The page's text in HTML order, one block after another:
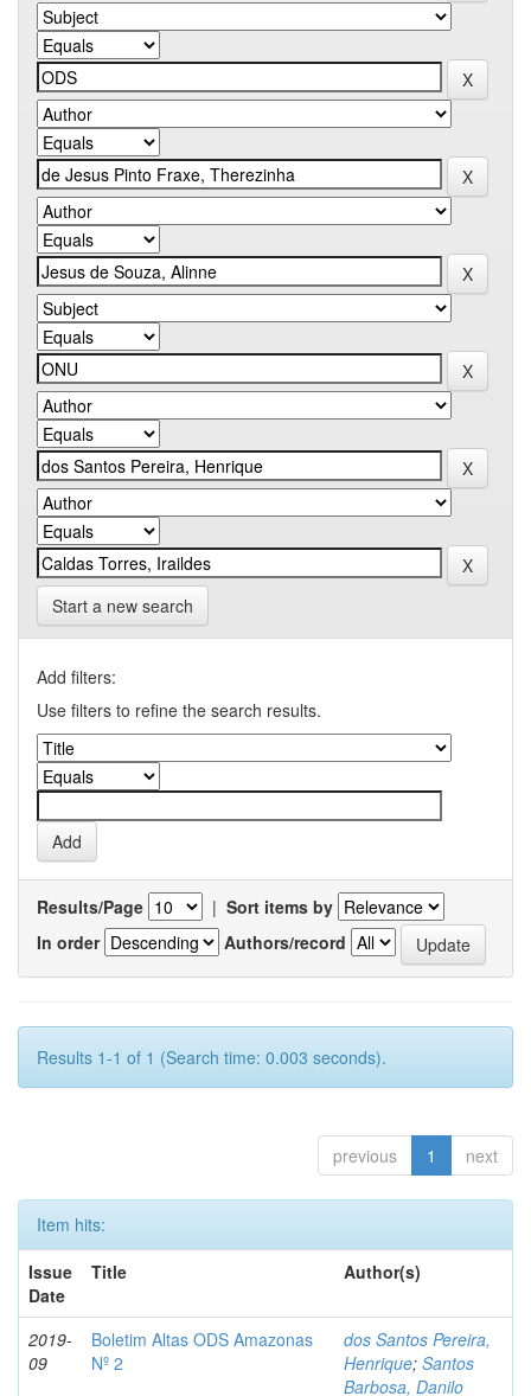
Start a new search
Add filters:
Use filters to refine the search results.
Results/Page | Sort items by
In order
Authors/record
Results 1-1 of 1 (Search time: 0.003 seconds).
previous 1 next
Item hits:
Issue
Date
Title Author(s)
2019-
09
Boletim Altas ODS Amazonas
Nº 2
dos Santos Pereira,
Henrique; Santos
Barbosa, Danilo